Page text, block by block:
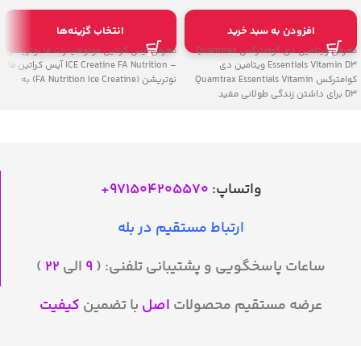
افزودن به سبد خرید
معرفی ویتامین دی کوامترکس Quamtrax
Essentials Vitamin D3 ویتامین دی
کوامترکس Quamtrax Essentials Vitamin
D3 برای داشتن زندگی طولانی مفید
انتخاب گزینه‌ها
معرفی آیس کراتین مونوهیدرات فا نوتریشن
– ICE Creatine FA Nutrition آیس کراتین فا
نوتریشن (FA Nutrition Ice Creatine) به
واتساپ: 971504205570
+
ارتباط مستقیم در بله
ساعات پاسخگویی و پشتیبانی تلفنی: ( ۹ الی ۲۲ )
عرضه مستقیم محصولات اصل با تضمین کیفیت